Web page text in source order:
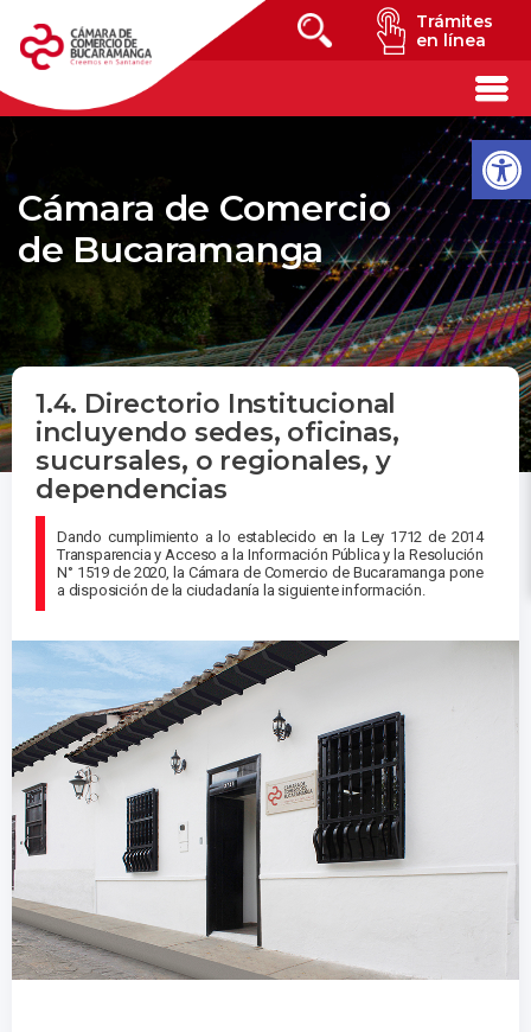
Trámites
en línea
Cámara de Comercio
de Bucaramanga
1.4. Directorio Institucional
incluyendo sedes, oficinas,
sucursales, o regionales, y
dependencias
Dando cumplimiento a lo establecido en la Ley 1712 de 2014
Transparencia y Acceso a la Información Pública y la Resolución
N° 1519 de 2020, la Cámara de Comercio de Bucaramanga pone
a disposición de la ciudadanía la siguiente información.